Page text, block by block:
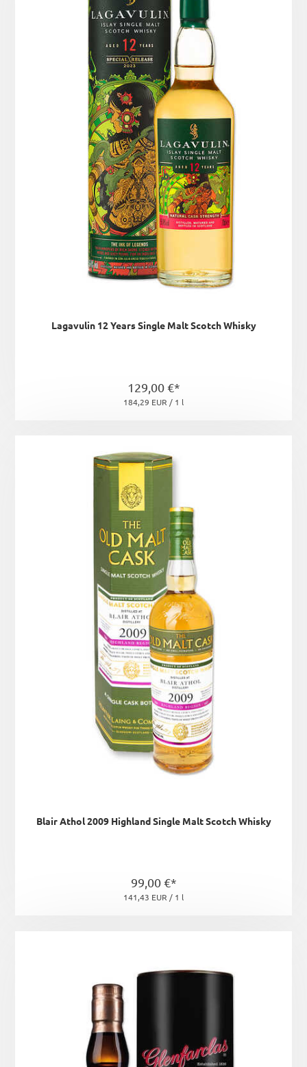
Lagavulin 12 Years Single Malt Scotch Whisky
129,00 €*
184,29 EUR / 1 l
Blair Athol 2009 Highland Single Malt Scotch Whisky
99,00 €*
141,43 EUR / 1 l